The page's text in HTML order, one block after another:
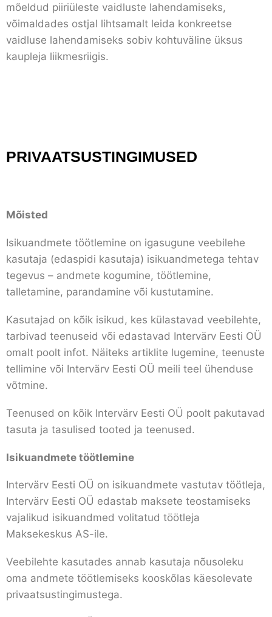
mõeldud piiriüleste vaidluste lahendamiseks,
võimaldades ostjal lihtsamalt leida konkreetse
vaidluse lahendamiseks sobiv kohtuväline üksus
kaupleja liikmesriigis.
PRIVAATSUSTINGIMUSED
Mõisted
Isikuandmete töötlemine on igasugune veebilehe
kasutaja (edaspidi kasutaja) isikuandmetega tehtav
tegevus – andmete kogumine, töötlemine,
talletamine, parandamine või kustutamine.
Kasutajad on kõik isikud, kes külastavad veebilehte,
tarbivad teenuseid või edastavad Intervärv Eesti OÜ
omalt poolt infot. Näiteks artiklite lugemine, teenuste
tellimine või Intervärv Eesti OÜ meili teel ühenduse
võtmine.
Teenused on kõik Intervärv Eesti OÜ poolt pakutavad
tasuta ja tasulised tooted ja teenused.
Isikuandmete töötlemine
Intervärv Eesti OÜ on isikuandmete vastutav töötleja,
Intervärv Eesti OÜ edastab maksete teostamiseks
vajalikud isikuandmed volitatud töötleja
Maksekeskus AS-ile.
Veebilehte kasutades annab kasutaja nõusoleku
oma andmete töötlemiseks kooskõlas käesolevate
privaatsustingimustega.